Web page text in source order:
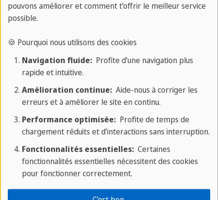
Cours particuliers enfants
Kids Club Âge :7-10 ans
Une heure dure 45 min. Les heures de cours
peuvent être organisées de manière
Teens Club Âge :11-19 ans
Les heures de 45 min peuvent être prises de
manière flexible entre 12h30 et 17h00.
Nombre de participants :cours individuels
ou à deux
pouvons améliorer et comment t’offrir le meilleur service
possible.
🍪 Pourquoi nous utilisons des cookies
Navigation fluide:Profite d’une navigation plus
rapide et intuitive.
Amélioration continue:Aide-nous à corriger les
erreurs et à améliorer le site en continu.
Performance optimisée:Profite de temps de
chargement réduits et d’interactions sans interruption.
Fonctionnalités essentielles:Certaines
fonctionnalités essentielles nécessitent des cookies
pour fonctionner correctement.